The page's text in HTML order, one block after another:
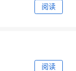
阅读
阅读